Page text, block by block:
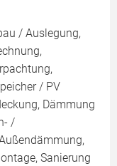
/ Auslegung,
/ PV
Dämmung
/
Sanierung